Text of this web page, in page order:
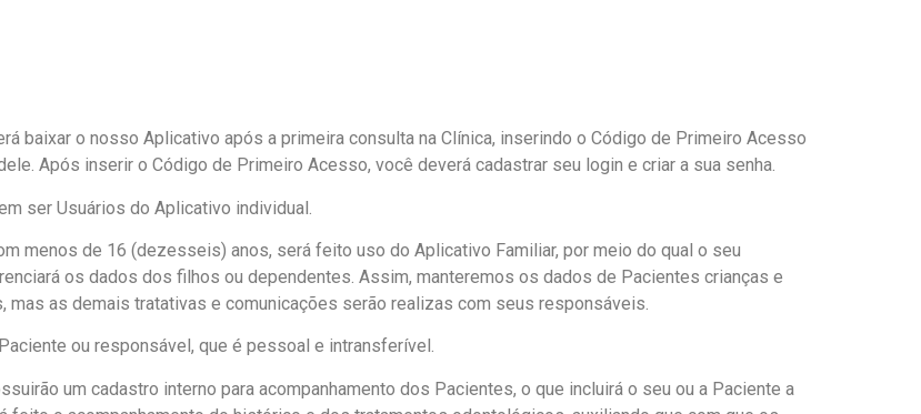
baixar o nosso Aplicativo após a primeira consulta na Clínica, inserindo o Código de Primeiro Acesso
Após inserir o Código de Primeiro Acesso, você deverá cadastrar seu login e criar a sua senha.
ser Usuários do Aplicativo individual.
menos de 16 (dezesseis) anos, será feito uso do Aplicativo Familiar, por meio do qual o seu
os dados dos filhos ou dependentes. Assim, manteremos os dados de Pacientes crianças e
mas as demais tratativas e comunicações serão realizas com seus responsáveis.
ou responsável, que é pessoal e intransferível.
um cadastro interno para acompanhamento dos Pacientes, o que incluirá o seu ou a Paciente a